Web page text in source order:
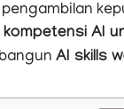
kompetensi AI
AI skills